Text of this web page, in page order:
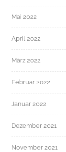
Mai 2022
April 2022
März 2022
Februar 2022
Januar 2022
Dezember 2021
November 2021